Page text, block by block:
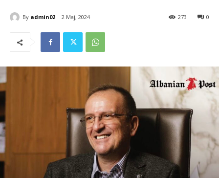
By admin02 2 Maj, 2024 0
273